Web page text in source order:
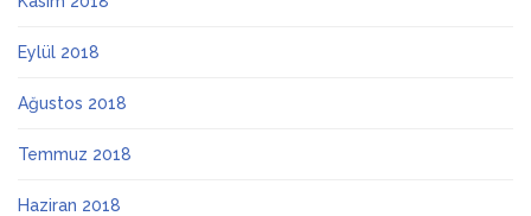
Eylül 2018
Ağustos 2018
Temmuz 2018
Haziran 2018